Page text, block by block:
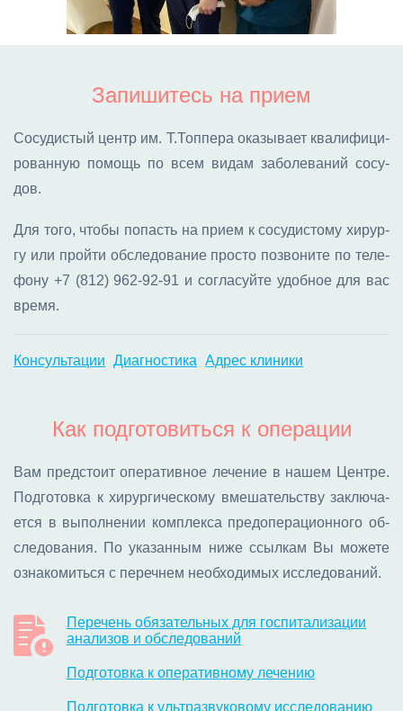
Запишитесь на прием
Со­су­ди­стый центр им. Т.Топ­пе­ра ока­зы­ва­ет ква­ли­фи­ци­
ро­ван­ную по­мощь по всем ви­дам за­бо­ле­ва­ний со­су­
дов.
Для то­го, что­бы по­пасть на при­ем к со­су­ди­сто­му хи­рур­
гу или прой­ти об­сле­до­ва­ние про­сто по­зво­ни­те по те­ле­
фо­ну +7 (812) 962-92-91 и со­гла­суй­те удоб­ное для вас
вре­мя.
Консультации Диагностика Адрес клиники
Как подготовиться к операции
Вам пред­сто­ит опе­ра­тив­ное ле­че­ние в на­шем Цен­тре.
Под­го­тов­ка к хи­рур­ги­че­ско­му вме­ша­тель­ству за­клю­ча­
ет­ся в вы­пол­не­нии ком­плек­са пред­опе­ра­ци­он­но­го об­
сле­до­ва­ния. По ука­зан­ным ни­же ссыл­кам Вы мо­же­те
озна­ко­мить­ся с пе­реч­нем необ­хо­ди­мых ис­сле­до­ва­ний.
Перечень обязательных для госпитализации
анализов и обследований
Подготовка к оперативному лечению
Подготовка к ультразвуковому исследованию